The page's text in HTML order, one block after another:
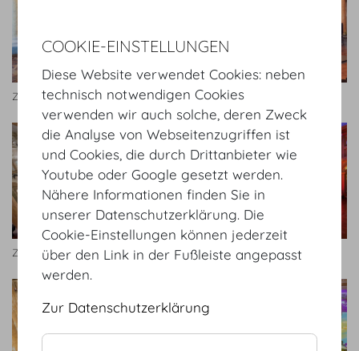
Zeremoniensaal Zeremoniensaal
Zeremoniensaal Zeremoniensaal Bankett
COOKIE-EINSTELLUNGEN
Diese Website verwendet Cookies: neben
technisch notwendigen Cookies
verwenden wir auch solche, deren Zweck
die Analyse von Webseitenzugriffen ist
und Cookies, die durch Drittanbieter wie
Youtube oder Google gesetzt werden.
Nähere Informationen finden Sie in
unserer Datenschutzerklärung. Die
Cookie-Einstellungen können jederzeit
über den Link in der Fußleiste angepasst
werden.
Zur Datenschutzerklärung